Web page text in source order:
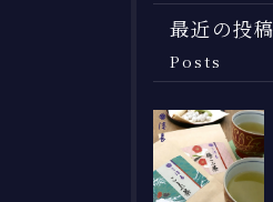
最近の投稿
Posts